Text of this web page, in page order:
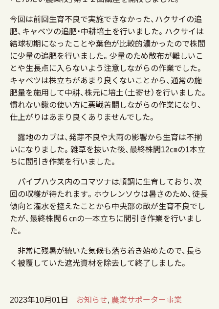
今回は前回生育不良で実施できなかった、ハクサイの追
肥、キャベツの追肥・中耕培土を行いました。ハクサイは
結球初期になったことや葉色が比較的濃かったので株間
に少量の追肥を行いました。少量のため散布が難しいこ
とや生長点に入らないよう注意しながらの作業でした。
キャベツは株立ちがあまり良くないことから、通常の施
肥量を施用して中耕、株元に培土（土寄せ）を行いました。
慣れない鍬の使い方に悪戦苦闘しながらの作業になり、
仕上がりはあまり良くありませんでした。
露地のカブは、発芽不良や大雨の影響から生育は不揃
いになりました。雑草を抜いた後、最終株間12㎝の1本立
ちに間引き作業を行いました。
パイプハウス内のコマツナは順調に生育しており、次
回の収穫が待たれます。ホウレンソウは暑さのため、徒長
傾向と潅水を控えたことから中央部の畝が生育不良でし
たが、最終株間６㎝の一本立ちに間引き作業を行いまし
た。
非常に残暑が続いた気候も落ち着き始めたので、長ら
く被覆していた遮光資材を除去して終了しました。
2023年10月01日 お知らせ, 農業サポーター事業